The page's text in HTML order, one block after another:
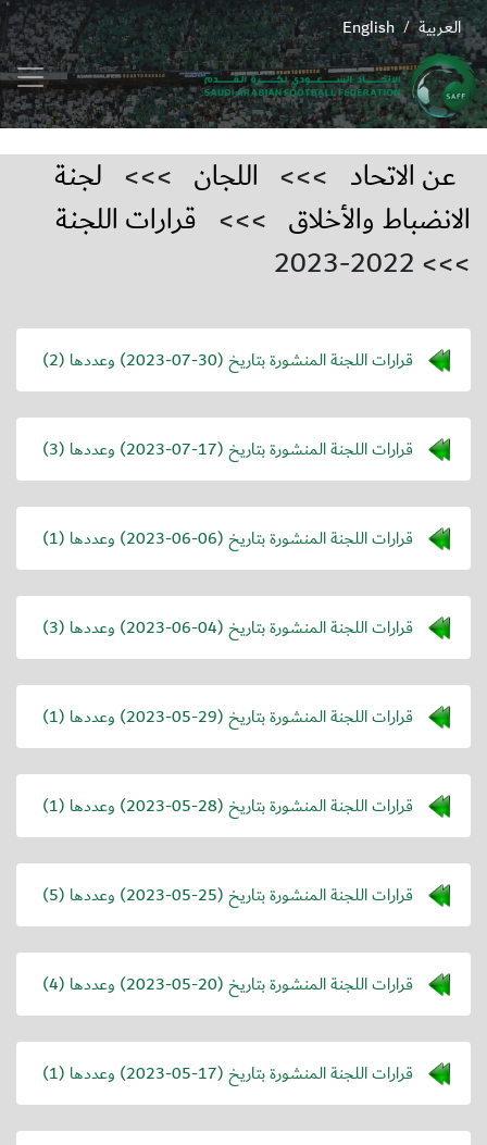
English / العربية
عن الاتحاد >>> اللجان >>> لجنة
الانضباط والأخلاق >>> قرارات اللجنة
>>> 2022-2023
قرارات اللجنة المنشورة بتاريخ (2023-07-30) وعددها (2)
قرارات اللجنة المنشورة بتاريخ (2023-07-17) وعددها (3)
قرارات اللجنة المنشورة بتاريخ (2023-06-06) وعددها (1)
قرارات اللجنة المنشورة بتاريخ (2023-06-04) وعددها (3)
قرارات اللجنة المنشورة بتاريخ (2023-05-29) وعددها (1)
قرارات اللجنة المنشورة بتاريخ (2023-05-28) وعددها (1)
قرارات اللجنة المنشورة بتاريخ (2023-05-25) وعددها (5)
قرارات اللجنة المنشورة بتاريخ (2023-05-20) وعددها (4)
قرارات اللجنة المنشورة بتاريخ (2023-05-17) وعددها (1)